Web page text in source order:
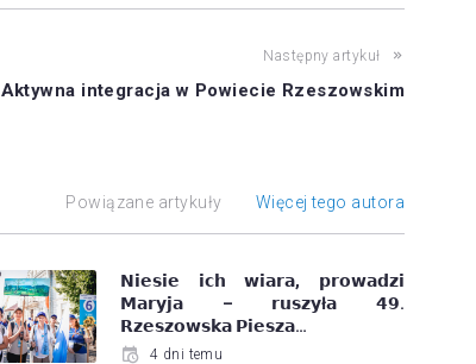
Następny artykuł
Aktywna integracja w Powiecie Rzeszowskim
Powiązane artykuły Więcej tego autora
𝗡𝗶𝗲𝘀𝗶𝗲 𝗶𝗰𝗵 𝘄𝗶𝗮𝗿𝗮, 𝗽𝗿𝗼𝘄𝗮𝗱𝘇𝗶
𝗠𝗮𝗿𝘆𝗷𝗮 – 𝗿𝘂𝘀𝘇𝘆ł𝗮 𝟰𝟵.
𝗥𝘇𝗲𝘀𝘇𝗼𝘄𝘀𝗸𝗮 𝗣𝗶𝗲𝘀𝘇𝗮…
4 dni temu